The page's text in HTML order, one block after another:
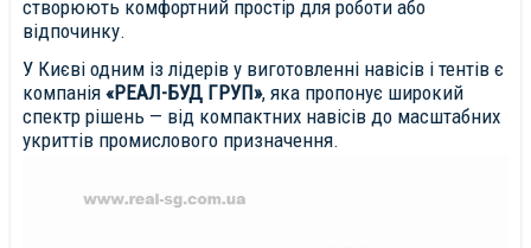
створюють комфортний простір для роботи або
відпочинку.
У Києві одним із лідерів у виготовленні навісів і тентів є
компанія«РЕАЛ-БУД ГРУП», яка пропонує широкий
спектр рішень — від компактних навісів до масштабних
укриттів промислового призначення.